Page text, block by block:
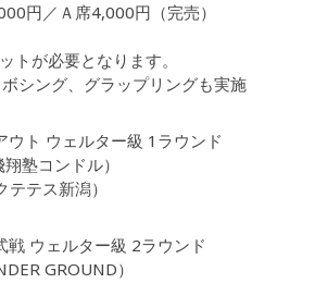
円／Ａ席4,000円（完売）
トが必要となります。
ボシング、グラップリングも実施
ウト ウェルター級 1ラウンド
塾コンドル）
テス新潟）
戦 ウェルター級 2ラウンド
GROUND）